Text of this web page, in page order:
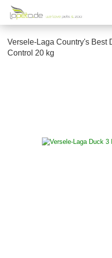
Versele-Laga Country's Best
Control 20 kg